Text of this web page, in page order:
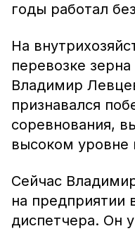
годы работал
На
перевозке
Владимир
признавался
соревнования,
высоком уровне
Сейчас
на предприятии
диспетчера. Он